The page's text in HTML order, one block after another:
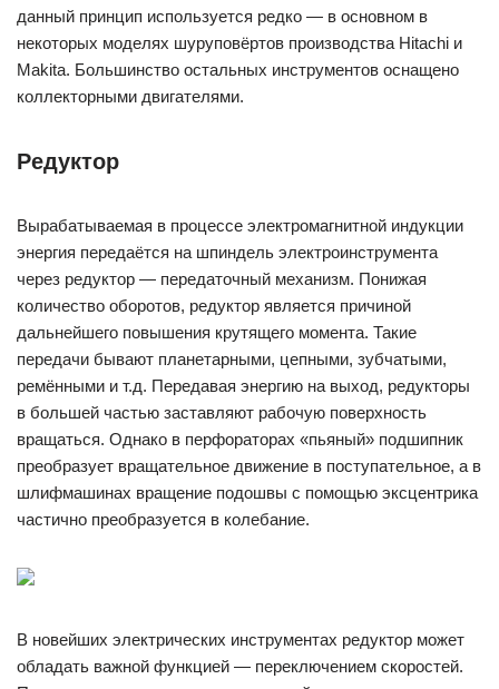
данный принцип используется редко — в основном в
некоторых моделях шуруповёртов производства Hitachi и
Makita. Большинство остальных инструментов оснащено
коллекторными двигателями.
Редуктор
Вырабатываемая в процессе электромагнитной индукции
энергия передаётся на шпиндель электроинструмента
через редуктор — передаточный механизм. Понижая
количество оборотов, редуктор является причиной
дальнейшего повышения крутящего момента. Такие
передачи бывают планетарными, цепными, зубчатыми,
ремёнными и т.д. Передавая энергию на выход, редукторы
в большей частью заставляют рабочую поверхность
вращаться. Однако в перфораторах «пьяный» подшипник
преобразует вращательное движение в поступательное, а в
шлифмашинах вращение подошвы с помощью эксцентрика
частично преобразуется в колебание.
В новейших электрических инструментах редуктор может
обладать важной функцией — переключением скоростей.